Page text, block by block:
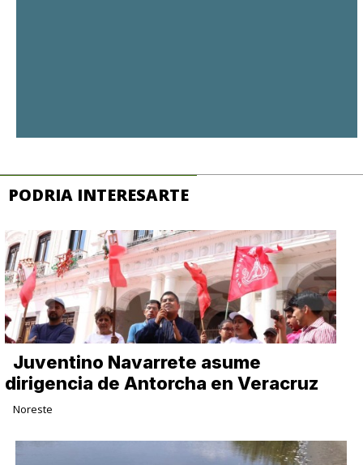
PODRIA INTERESARTE
Juventino Navarrete asume
dirigencia de Antorcha en Veracruz
Noreste